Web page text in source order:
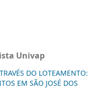
Univap
DO LOTEAMENTO:
EM SÃO JOSÉ DOS